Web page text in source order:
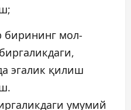
бирининг мол-
эгалик қилиш
умумий